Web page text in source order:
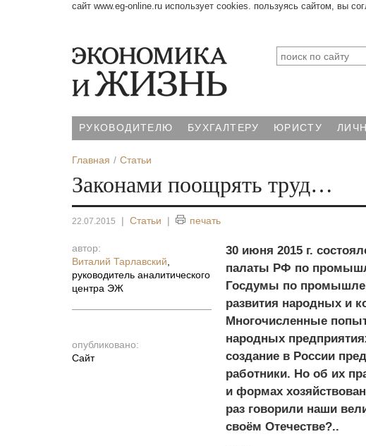
сайт www.eg-online.ru использует cookies. пользуясь сайтом, вы
РУКОВОДИТЕЛЮ БУХГАЛТЕРУ ЮРИСТУ
Главная Статьи
Законами поощрять труд…
22.07.2015 | Статьи | печать
автор:
Виталий Тарлавский
руководитель аналитического
центра ЭЖ
опубликовано:
Cайт
30 июня 2015 г.
палаты РФ по
Госдумы по
развития народных и
Многочисленные
народных
создание в России
работники. Но об их
и формах
раз говорили наши
своём Отечестве?..